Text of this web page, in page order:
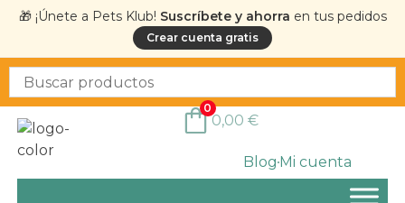
🎁 ¡Únete a Pets Klub! Suscríbete y ahorra en tus pedidos
Crear cuenta gratis
BlogMi cuenta
0
0,00 €